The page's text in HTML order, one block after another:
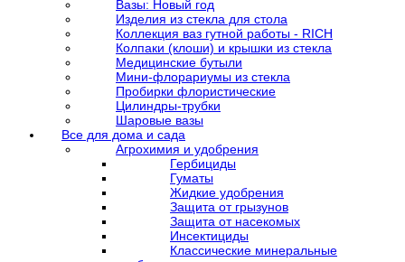
Вазы: Новый год
Изделия из стекла для стола
Коллекция ваз гутной работы - RICH
Колпаки (клоши) и крышки из стекла
Медицинские бутыли
Мини-флорариумы из стекла
Пробирки флористические
Цилиндры-трубки
Шаровые вазы
Все для дома и сада
Агрохимия и удобрения
Гербициды
Гуматы
Жидкие удобрения
Защита от грызунов
Защита от насекомых
Инсектициды
Классические минеральные